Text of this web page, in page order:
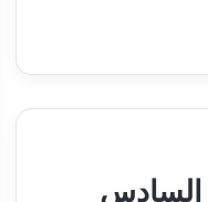
السادس